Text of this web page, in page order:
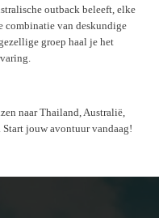
outback beleeft, elke
combinatie van deskundige
groep haal je het
naar Thailand, Australië,
Start jouw avontuur vandaag!